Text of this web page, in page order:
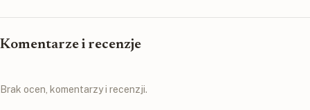
Komentarze i recenzje
Brak ocen, komentarzy i recenzji.